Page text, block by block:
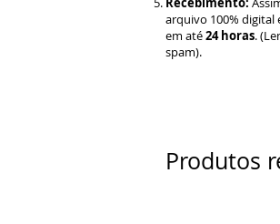
arquivo 100% digital
em até24 horas.
spam).
Produtos